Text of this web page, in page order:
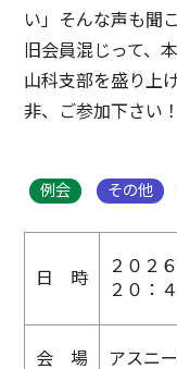
い」そんな声も聞
旧会員混じって、
山科支部を盛り上
非、ご参加下さい！
例会 その他
日 時
２０２
２０：
会 場 アスニ